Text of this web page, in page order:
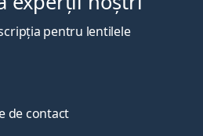
pentru lentilele
de contact